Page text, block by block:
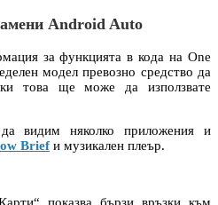
Android Auto
за функцията в кода на One
модел превозно средство да
това ще може да използвате
видим няколко приложения и
Briefи музикален плеър.
показва бързи връзки към